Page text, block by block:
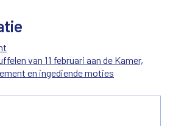
van 11 februari aan de Kamer,
en ingediende moties